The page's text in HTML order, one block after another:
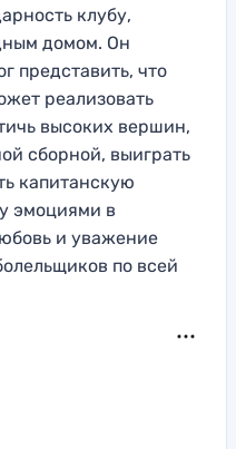
клубу,
домом. Он
представить, что
реализовать
высоких вершин,
сборной, выиграть
капитанскую
эмоциями в
и уважение
по всей